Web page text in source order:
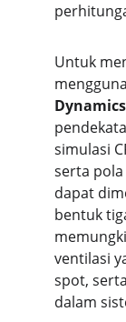
Untuk
Dynamics
simulasi
serta
dapat
bentuk
ventilasi
spot,
dalam